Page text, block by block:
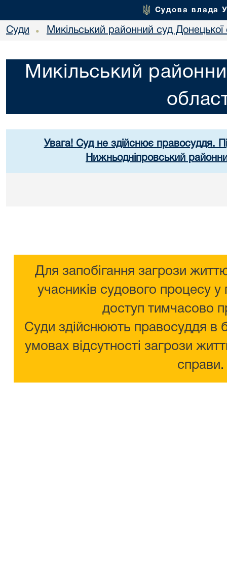
Судова влада
Суди • Микільський районний суд Донецької
Микільський
Увага! Суд не здійснює правосуддя.
Нижньодніпровський
Для запобігання загрози
учасників судового процесу у
доступ тимчасово
Суди здійснюють правосуддя в
умовах відсутності загрози
справи.